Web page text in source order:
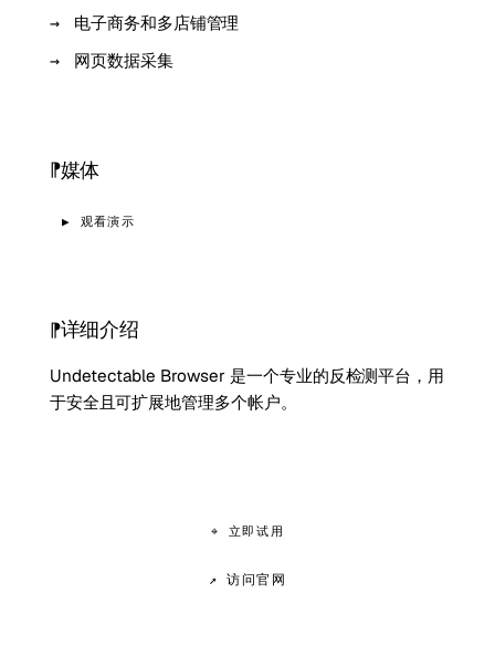
电子商务和多店铺管理
网页数据采集
媒体
▶ 观看演示
详细介绍
Undetectable Browser 是一个专业的反检测平台，用
于安全且可扩展地管理多个帐户。
⌖ 立即试用
↗ 访问官网